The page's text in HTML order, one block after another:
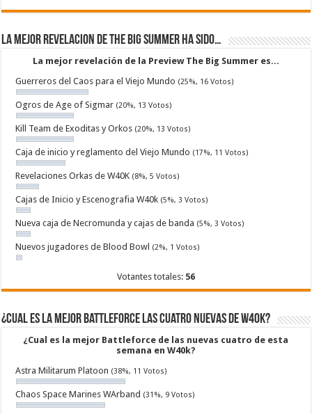
La mejor revelacion de The Big Summer ha sido…
La mejor revelación de la Preview The Big Summer es...
Guerreros del Caos para el Viejo Mundo (25%, 16 Votos)
Ogros de Age of Sigmar (20%, 13 Votos)
Kill Team de Exoditas y Orkos (20%, 13 Votos)
Caja de inicio y reglamento del Viejo Mundo (17%, 11 Votos)
Revelaciones Orkas de W40K (8%, 5 Votos)
Cajas de Inicio y Escenografia W40k (5%, 3 Votos)
Nueva caja de Necromunda y cajas de banda (5%, 3 Votos)
Nuevos jugadores de Blood Bowl (2%, 1 Votos)
Votantes totales: 56
¿Cual es la mejor Battleforce las cuatro nuevas de W40k?
¿Cual es la mejor Battleforce de las nuevas cuatro de esta
semana en W40k?
Astra Militarum Platoon (38%, 11 Votos)
Chaos Space Marines WArband (31%, 9 Votos)